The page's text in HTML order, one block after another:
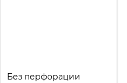
Без перфорации